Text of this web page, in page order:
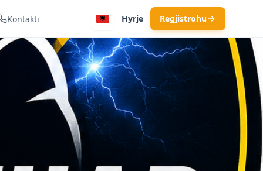
Kontakti Hyrje Regjistrohu